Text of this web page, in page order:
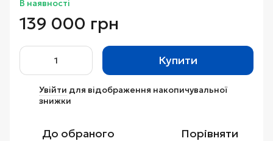
В наявності
139 000 грн
Купити
Увійти для відображення накопичувальної
знижки
До обраного Порівняти